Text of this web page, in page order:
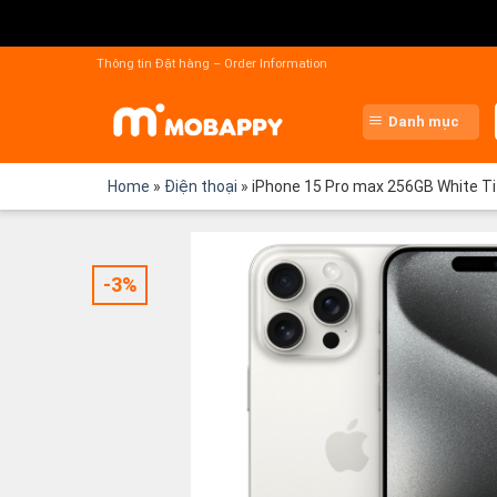
Thông tin Đặt hàng – Order Information
Danh mục
Home » Điện thoại » iPhone 15 Pro max 256GB White
-3%